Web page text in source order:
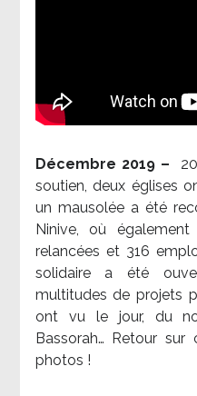
Décembre 2019 –
soutien, deux églises
un mausolée a été
Ninive, où
relancées et 316
solidaire a été
multitudes de projets
ont vu le jour, du
Bassorah… Retour
photos !